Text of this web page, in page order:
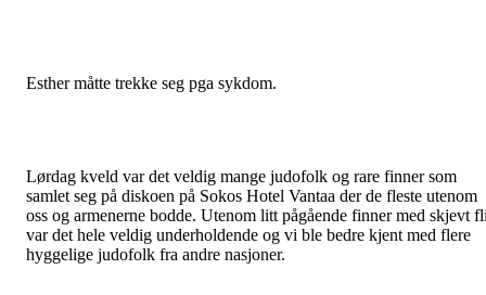
Esther måtte trekke seg pga sykdom.
Lørdag kveld var det veldig mange judofolk og rare finner som
samlet seg på diskoen på Sokos Hotel Vantaa der de fleste utenom
oss og armenerne bodde. Utenom litt pågående finner med skjevt
var det hele veldig underholdende og vi ble bedre kjent med flere
hyggelige judofolk fra andre nasjoner.